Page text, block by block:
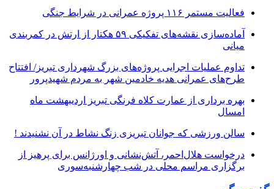
فعالیت مستمر ۱۱۶ پروژه عمرانی در شرایط جنگی
آماده‌سازی نقشه‌های تفکیکی ۵۹ هکتار از ارتش در کمربندی
میانی
تداوم عملیات اجرایی پروژه‌های بزرگ شهرداری تبریز/ افتتاح
طرح‌های عمرانی هدیه خادمین شهر به مردم شهیدپرور
بهره برداری از عمارت کلاه فرنگی تبریز اردیبهشت ماه
امسال
سالن ورزشی که جوانان تبریزی زنگ نشاط در آن نشنیدند !
درخواست هلال‌احمر، آتش‌نشانی و اورژانس برای پرهیز از
برگزاری مراسم محلی در شب چهارشنبه‌سوری